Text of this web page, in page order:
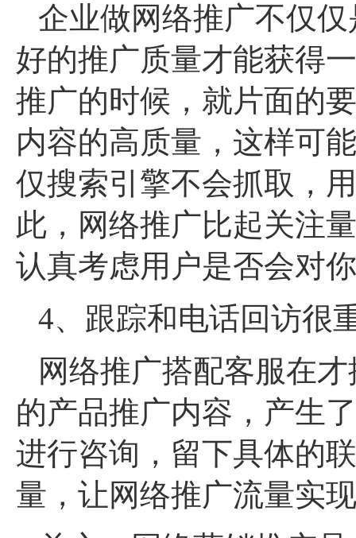
企业做网络推广不仅
好的推广质量才能获得
推广的时候，就片面的
内容的高质量，这样可
仅搜索引擎不会抓取，
此，网络推广比起关注
认真考虑用户是否会对
4、跟踪和电话回访很
网络推广搭配客服在
的产品推广内容，产生
进行咨询，留下具体的
量，让网络推广流量实